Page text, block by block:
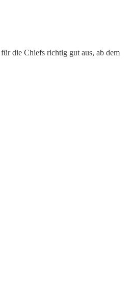
die Chiefs richtig gut aus, ab dem